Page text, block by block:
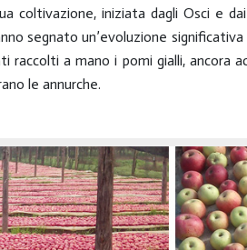
coltivazione, iniziata dagli Osci e
segnato un’evoluzione
a mano i pomi gialli, ancora
le annurche.